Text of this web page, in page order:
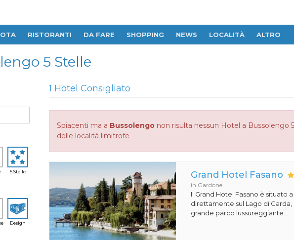
RISTORANTI DA FARE SHOPPING NEWS LOCALITÀ ALTRO
5 Stelle
5 Stelle
Design
1 Hotel Consigliato
Spiacenti ma a Bussolengonon risulta nessun Hotel a Bussolengo
delle località limitrofe
Grand Hotel Fasano
in Gardone
Il Grand Hotel Fasano è situato
direttamente sul Lago di Garda,
grande parco lussureggiante...